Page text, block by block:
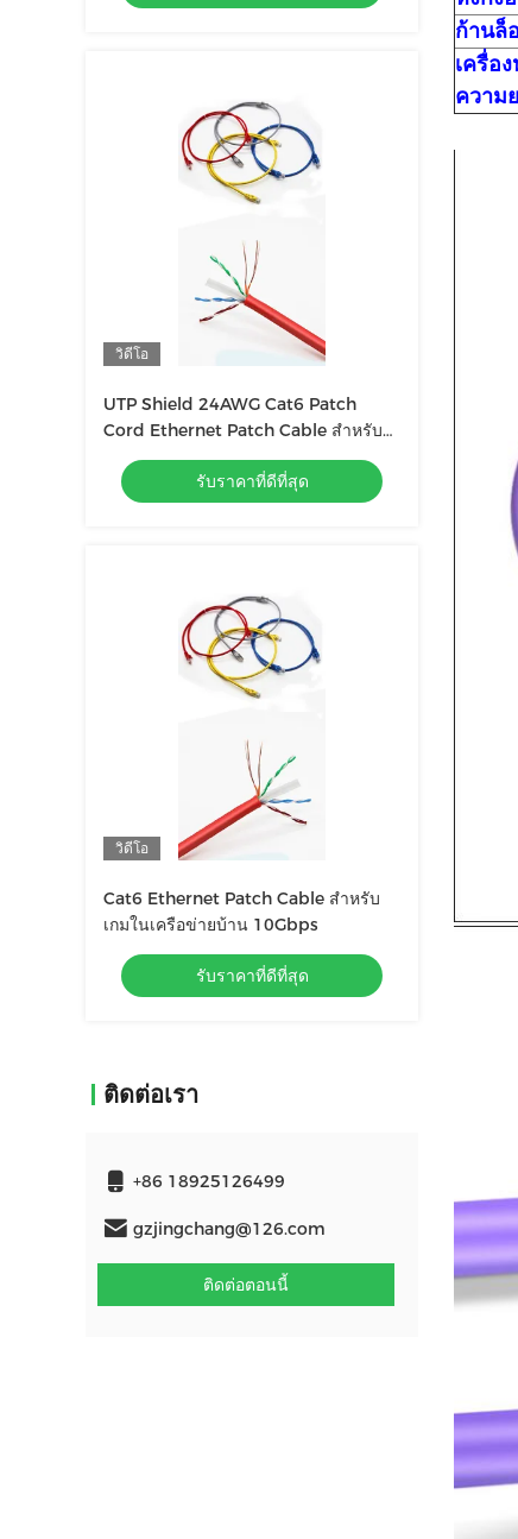
วิดีโอ
UTP Shield 24AWG Cat6 Patch
Cord Ethernet Patch Cable สําหรับ
การเชื่อมต่อที่เรียบร้อย
รับราคาที่ดีที่สุด
วิดีโอ
Cat6 Ethernet Patch Cable สําหรับ
เกมในเครือข่ายบ้าน 10Gbps
รับราคาที่ดีที่สุด
ติดต่อเรา
+86 18925126499
gzjingchang@126.com
ติดต่อตอนนี้
ก้านล็
เครื่อ
ความ